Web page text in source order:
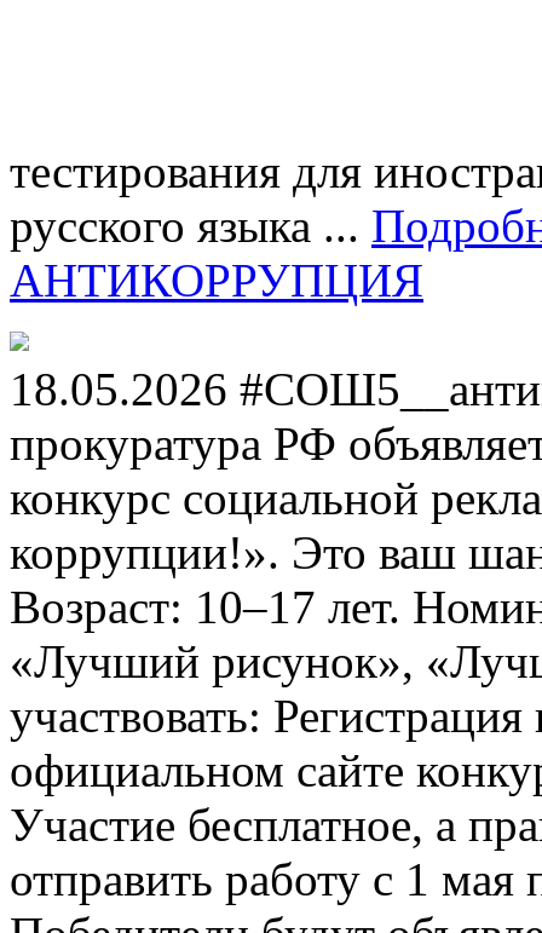
тестирования для
русского языка ...
АНТИКОРРУПЦИЯ
18.05.2026
прокуратура РФ
конкурс социальной
коррупции!». Это ваш
Возраст: 10–17 лет.
«Лучший рисунок»,
участвовать:
официальном сайте
Участие бесплатное, а
отправить работу с 1 мая